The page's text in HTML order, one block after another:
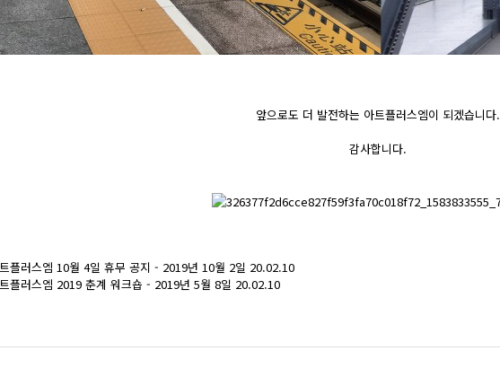
앞으로도 더 발전하는 아트플러스엠이 되겠습니다.
감사합니다.
플러스엠 10월 4일 휴무 공지 - 2019년 10월 2일 20.02.10
플러스엠 2019 춘계 워크숍 - 2019년 5월 8일 20.02.10